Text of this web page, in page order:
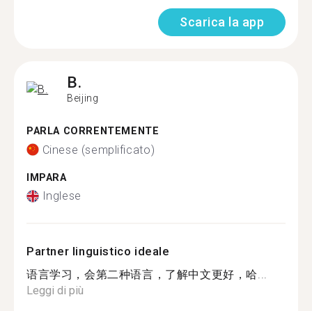
Scarica la app
B.
Beijing
PARLA CORRENTEMENTE
Cinese (semplificato)
IMPARA
Inglese
Partner linguistico ideale
语言学习，会第二种语言，了解中文更好，哈...
Leggi di più